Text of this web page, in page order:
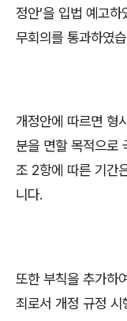
정안’을 입법 예고하
무회의를 통과하였
개정안에 따르면 형
분을 면할 목적으로
조 2항에 따른 기간
니다.
또한 부칙을 추가하
죄로서 개정 규정